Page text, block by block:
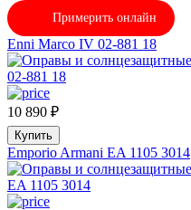
Примерить онлайн
Enni Marco IV 02-881 18
10 890 ₽
Купить
Emporio Armani EA 1105 3014